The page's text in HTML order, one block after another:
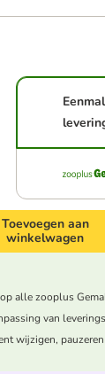
Toevoegen aan
winkelwagen
alle zooplus
van
wijzigen,